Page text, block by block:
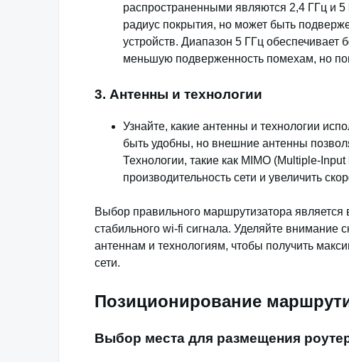
распространенными являются 2,4 ГГц и
радиус покрытия, но может быть
устройств. Диапазон 5 ГГц
меньшую подверженность помехам, но
3. Антенны и технологии
Узнайте, какие антенны и технологии
быть удобны, но внешние антенны
Технологии, такие как MIMO (Multiple-
производительность сети и увеличить
Выбор правильного маршрутизатора
стабильного wi-fi сигнала. Уделяйте внимание
антеннам и технологиям, чтобы получить
сети.
Позиционирование
Выбор места для размещения